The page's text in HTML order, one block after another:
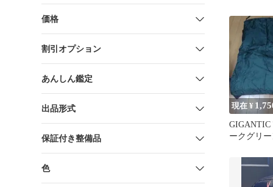
価格
割引オプション
あんしん鑑定
出品形式
保証付き整備品
色
現在 ¥
GIGANTIC
ークグリー